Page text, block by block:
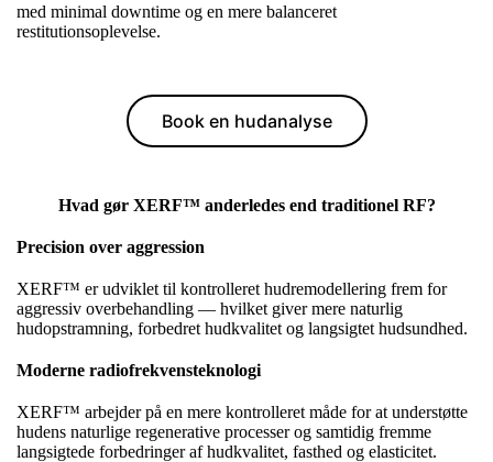
med minimal downtime og en mere balanceret
restitutionsoplevelse.
Book en hudanalyse
Hvad gør XERF™ anderledes end traditionel RF?
Precision over aggression
XERF™ er udviklet til kontrolleret hudremodellering frem for
aggressiv overbehandling — hvilket giver mere naturlig
hudopstramning, forbedret hudkvalitet og langsigtet hudsundhed.
Moderne radiofrekvensteknologi
XERF™ arbejder på en mere kontrolleret måde for at understøtte
hudens naturlige regenerative processer og samtidig fremme
langsigtede forbedringer af hudkvalitet, fasthed og elasticitet.